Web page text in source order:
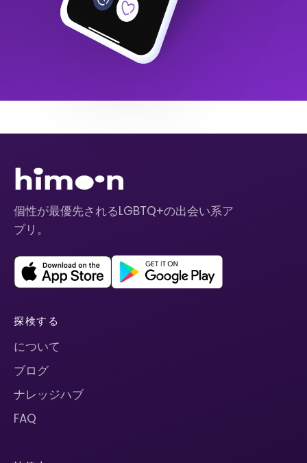
個性が最優先されるLGBTQ+の出会い系ア
プリ。
探検する
について
ブログ
ナレッジハブ
FAQ